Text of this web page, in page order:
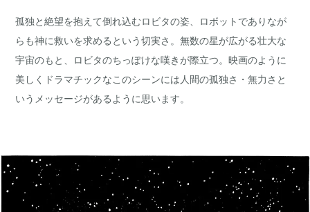
孤独と絶望を抱えて倒れ込むロビタの姿、ロボットでありなが
らも神に救いを求めるという切実さ。無数の星が広がる壮大な
宇宙のもと、ロビタのちっぽけな嘆きが際立つ。映画のように
美しくドラマチックなこのシーンには人間の孤独さ・無力さと
いうメッセージがあるように思います。